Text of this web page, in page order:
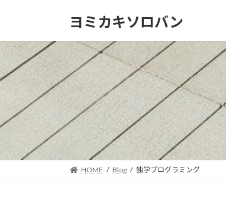
ン
へ
ッ
ー
ョ
移
ヨミカキソロバン
HOME Blog 独学プログラミング